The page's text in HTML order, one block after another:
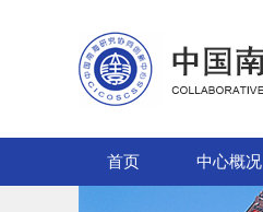
首页 中心概况